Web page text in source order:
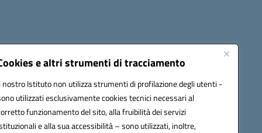
e altri strumenti di tracciamento
nostro Istituto non utilizza strumenti di profilazione degli utenti -
utilizzati esclusivamente cookies tecnici necessari al
funzionamento del sito, alla fruibilità dei servizi
e alla sua accessibilità – sono utilizzati, inoltre,
Seguici su: